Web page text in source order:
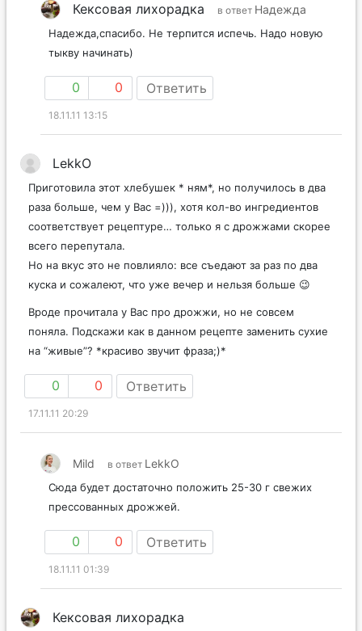
Кексовая лихорадка в ответ Надежда
Надежда,спасибо. Не терпится испечь. Надо новую
тыкву начинать)
0 0 Ответить
18.11.11 13:15
LekkO
Приготовила этот хлебушек * ням*, но получилось в два
раза больше, чем у Вас =))), хотя кол-во ингредиентов
соответствует рецептуре… только я с дрожжами скорее
всего перепутала.
Но на вкус это не повлияло: все съедают за раз по два
куска и сожалеют, что уже вечер и нельзя больше 😉
Вроде прочитала у Вас про дрожжи, но не совсем
поняла. Подскажи как в данном рецепте заменить сухие
на “живые”? *красиво звучит фраза;)*
0 0 Ответить
17.11.11 20:29
Mild в ответ LekkO
Сюда будет достаточно положить 25-30 г свежих
прессованных дрожжей.
0 0 Ответить
18.11.11 01:39
Кексовая лихорадка